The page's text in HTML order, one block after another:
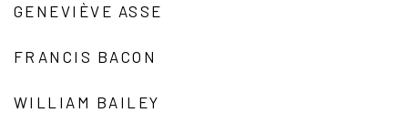
GENEVIÈVE ASSE
FRANCIS BACON
WILLIAM BAILEY